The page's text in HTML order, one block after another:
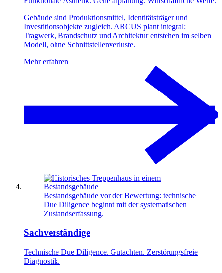
Gebäude sind Produktionsmittel, Identitätsträger und
Investitionsobjekte zugleich. ARCUS plant integral:
Tragwerk, Brandschutz und Architektur entstehen im selben
Modell, ohne Schnittstellenverluste.
Mehr erfahren
Bestandsgebäude vor der Bewertung: technische
Due Diligence beginnt mit der systematischen
Zustandserfassung.
Sachverständige
Technische Due Diligence. Gutachten. Zerstörungsfreie
Diagnostik.